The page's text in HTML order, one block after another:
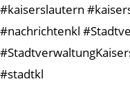
#kaiserslautern
#nachrichtenkl
#stadtkl